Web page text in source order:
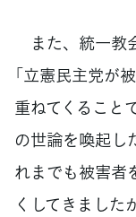
また、統一教
「立憲民主党が
重ねてくること
の世論を喚起し
れまでも被害者
くしてきました